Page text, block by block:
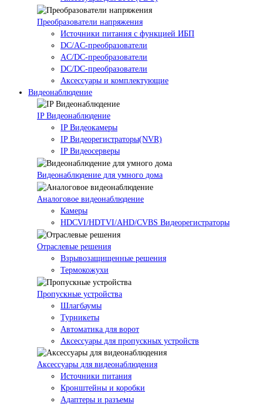
Преобразователи напряжения
Источники питания c функцией ИБП
DC/AC-преобразователи
AC/DC-преобразователи
DC/DC-преобразователи
Аксессуары и комплектующие
Видеонаблюдение
IP Видеонаблюдение
IP Видеокамеры
IP Видеорегистраторы(NVR)
IP Видеосерверы
Видеонаблюдение для умного дома
Аналоговое видеонаблюдение
Камеры
HDCVI/HDTVI/AHD/CVBS Видеорегистраторы
Отраслевые решения
Взрывозащищенные решения
Термокожухи
Пропускные устройства
Шлагбаумы
Турникеты
Автоматика для ворот
Аксессуары для пропускных устройств
Аксессуары для видеонаблюдения
Источники питания
Кронштейны и коробки
Адаптеры и разъемы